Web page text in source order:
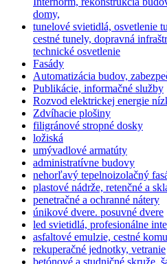
domy,
tunelové svietidlá, osvetlenie
cestné tunely, dopravná
technické osvetlenie
Fasády
Automatizácia budov,
Publikácie, informačné služby
Rozvod elektrickej energie
Zdvíhacie plošiny
filigránové stropné dosky
ložiská
umývadlové armatúty
administratívne budovy
nehorľavý tepelnoizolačný
plastové nádrže, retenčné a
penetračné a ochranné nátery
únikové dvere. posuvné dvere
led svietidlá, profesionálne
asfaltové emulzie, cestné
rekuperačné jednotky, vetranie
betónové a studničné skruže,